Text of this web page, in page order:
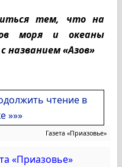
тем, что на
моря и океаны
названием «Азов»
чтение в
»»»
Газета «Приазовье»
«Приазовье»